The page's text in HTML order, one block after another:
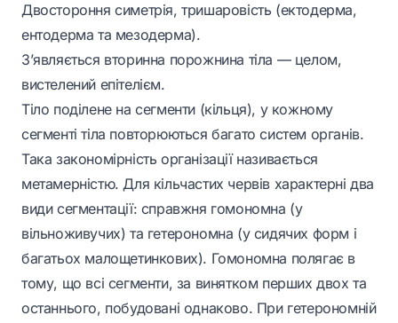
Двостороння симетрія, тришаровість (ектодерма,
ентодерма та мезодерма).
З’являється вторинна порожнина тіла — целом,
вистелений епітелієм.
Тіло поділене на сегменти (кільця), у кожному
сегменті тіла повторюються багато систем органів.
Така закономірність організації називається
метамерністю. Для кільчастих червів характерні два
види сегментації: справжня гомономна (у
вільноживучих) та гетерономна (у сидячих форм і
багатьох малощетинкових). Гомономна полягає в
тому, що всі сегменти, за винятком перших двох та
останнього, побудовані однаково. При гетерономній